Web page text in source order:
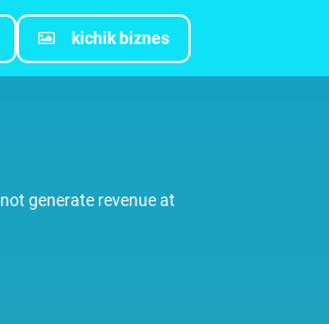
kichik biznes
generate revenue at